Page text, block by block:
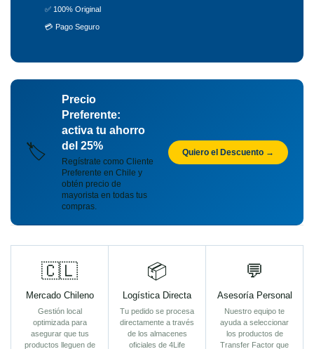
✅ 100% Original
💳 Pago Seguro
🏷️
Precio
Preferente:
activa tu ahorro
del 25%
Regístrate como Cliente
Preferente en Chile y
obtén precio de
mayorista en todas tus
compras.
Quiero el Descuento →
🇨🇱
Mercado Chileno
Gestión local
optimizada para
asegurar que tus
productos lleguen de
📦
Logística Directa
Tu pedido se procesa
directamente a través
de los almacenes
oficiales de 4Life
💬
Asesoría Personal
Nuestro equipo te
ayuda a seleccionar
los productos de
Transfer Factor que